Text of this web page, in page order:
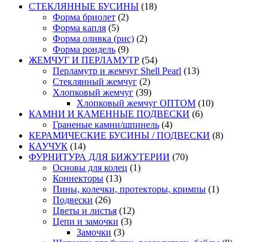
СТЕКЛЯННЫЕ БУСИНЫ (18)
Форма бриолет (2)
Форма капля (5)
Форма оливка (рис) (2)
Форма рондель (9)
ЖЕМЧУГ И ПЕРЛАМУТР (54)
Перламутр и жемчуг Shell Pearl (13)
Стеклянный жемчуг (2)
Хлопковый жемчуг (39)
Хлопковый жемчуг ОПТОМ (10)
КАМНИ И КАМЕННЫЕ ПОДВЕСКИ (6)
Граненые камни/шпинель (4)
КЕРАМИЧЕСКИЕ БУСИНЫ / ПОДВЕСКИ (8)
КАУЧУК (14)
ФУРНИТУРА ДЛЯ БИЖУТЕРИИ (70)
Основы для колец (1)
Коннекторы (13)
Пины, колечки, протекторы, кримпы (1)
Подвески (26)
Цветы и листья (12)
Цепи и замочки (3)
Замочки (3)